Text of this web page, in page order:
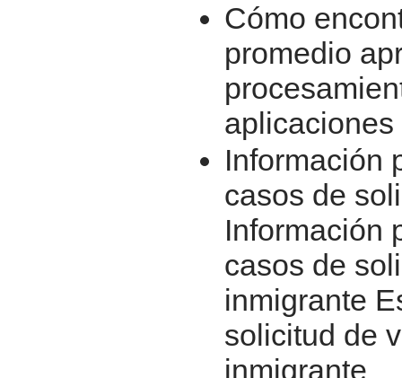
Cómo
promedio
Información
casos de
Información
casos de
inmigrante
solicitud de
inmigrante